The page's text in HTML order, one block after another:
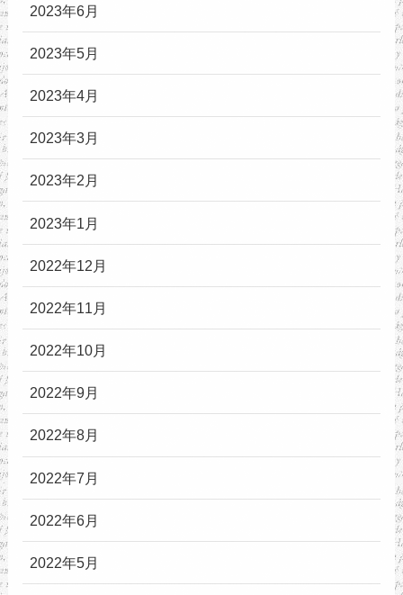
2023年6月
2023年5月
2023年4月
2023年3月
2023年2月
2023年1月
2022年12月
2022年11月
2022年10月
2022年9月
2022年8月
2022年7月
2022年6月
2022年5月